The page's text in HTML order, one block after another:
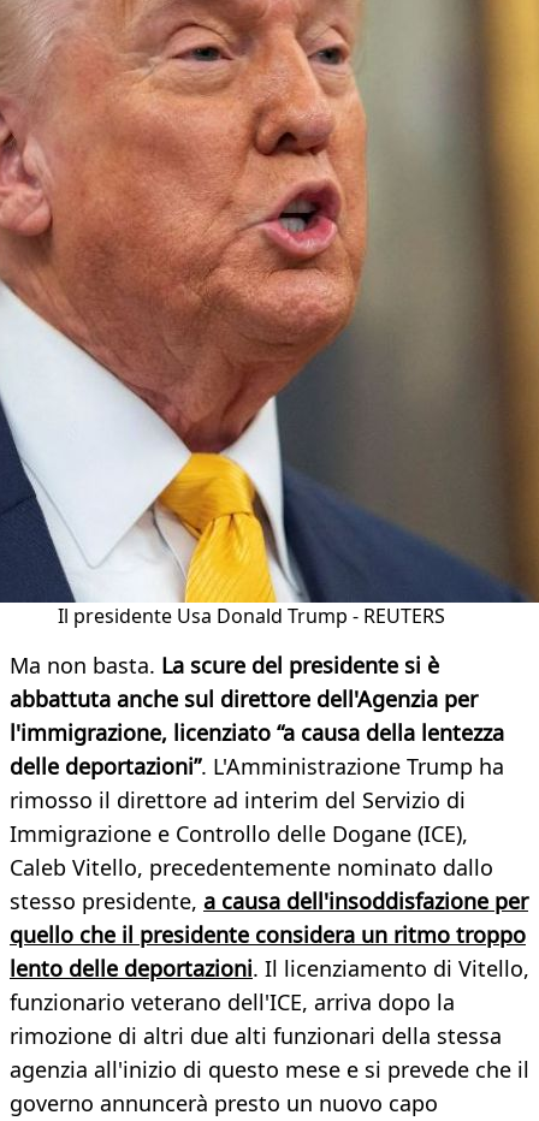
Il presidente Usa Donald Trump - REUTERS
Ma non basta. La scure del presidente si è
abbattuta anche sul direttore dell'Agenzia per
l'immigrazione, licenziato “a causa della lentezza
delle deportazioni”. L'Amministrazione Trump ha
rimosso il direttore ad interim del Servizio di
Immigrazione e Controllo delle Dogane (ICE),
Caleb Vitello, precedentemente nominato dallo
stesso presidente, a causa dell'insoddisfazione per
quello che il presidente considera un ritmo troppo
lento delle deportazioni. Il licenziamento di Vitello,
funzionario veterano dell'ICE, arriva dopo la
rimozione di altri due alti funzionari della stessa
agenzia all'inizio di questo mese e si prevede che il
governo annuncerà presto un nuovo capo